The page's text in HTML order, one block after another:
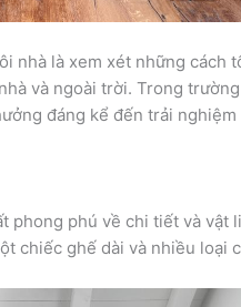
nhà là xem xét những cách
và ngoài trời. Trong
đáng kể đến trải nghiệm
phong phú về chi tiết và vật
chiếc ghế dài và nhiều loại